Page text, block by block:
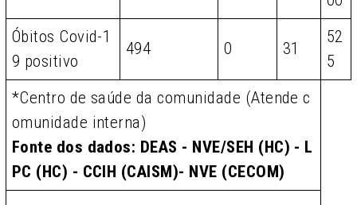
Óbitos Covid-1
9 positivo
494 0 31
52
5
*Centro de saúde da comunidade (Atende c
omunidade interna)
Fonte dos dados: DEAS - NVE/SEH (HC) - L
PC (HC) - CCIH (CAISM)- NVE (CECOM)